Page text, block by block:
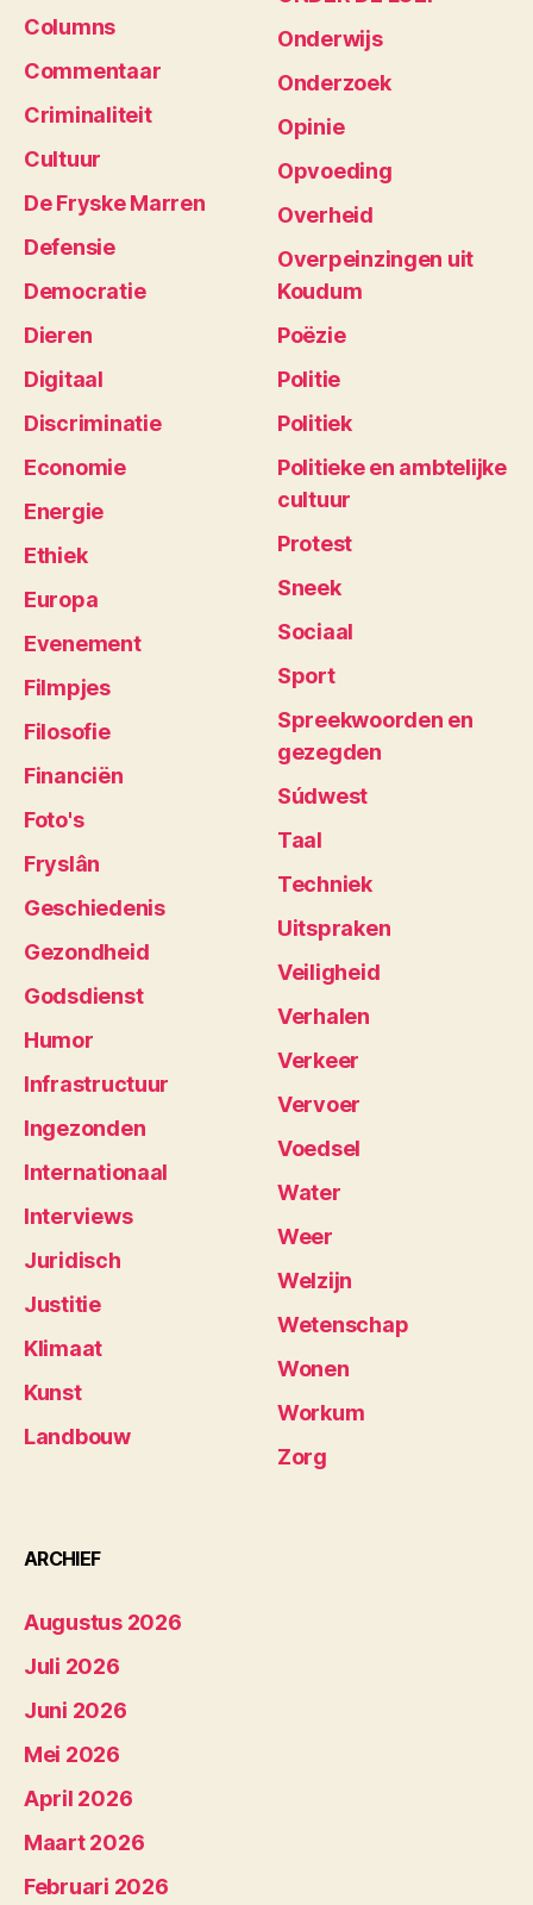
Columns
Commentaar
Criminaliteit
Cultuur
De Fryske Marren
Defensie
Democratie
Dieren
Digitaal
Discriminatie
Economie
Energie
Ethiek
Europa
Evenement
Filmpjes
Filosofie
Financiën
Foto's
Fryslân
Geschiedenis
Gezondheid
Godsdienst
Humor
Infrastructuur
Ingezonden
Internationaal
Interviews
Juridisch
Justitie
Klimaat
Kunst
Landbouw
Onderwijs
Onderzoek
Opinie
Opvoeding
Overheid
Overpeinzingen uit
Koudum
Poëzie
Politie
Politiek
Politieke en ambtelijke
cultuur
Protest
Sneek
Sociaal
Sport
Spreekwoorden en
gezegden
Súdwest
Taal
Techniek
Uitspraken
Veiligheid
Verhalen
Verkeer
Vervoer
Voedsel
Water
Weer
Welzijn
Wetenschap
Wonen
Workum
Zorg
ARCHIEF
Augustus 2026
Juli 2026
Juni 2026
Mei 2026
April 2026
Maart 2026
Februari 2026